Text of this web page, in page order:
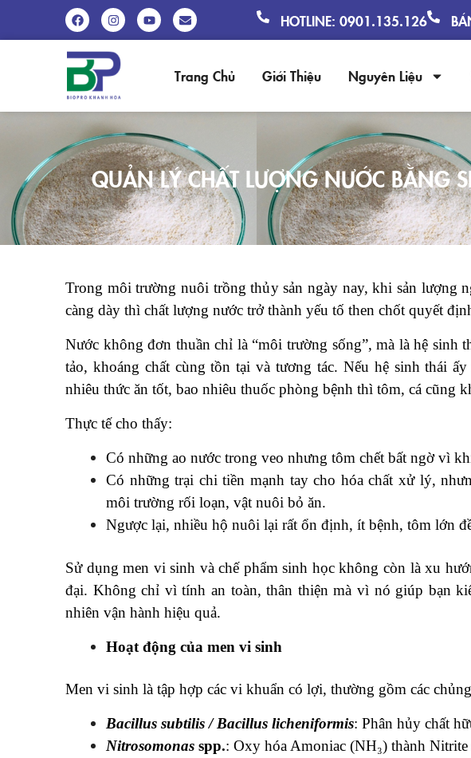
HOTLINE: 0901.135.126
Trang Chủ Giới Thiệu Nguyên Liệu
QUẢN LÝ CHẤT LƯỢNG NƯỚC BẰNG
Trong môi trường nuôi trồng thủy sản ngày nay, khi sản lượng
càng dày thì chất lượng nước trở thành yếu tố then chốt quyết
Nước không đơn thuần chỉ là “môi trường sống”, mà là hệ sinh
tảo, khoáng chất cùng tồn tại và tương tác. Nếu hệ sinh thái
nhiêu thức ăn tốt, bao nhiêu thuốc phòng bệnh thì tôm, cá cũng
Thực tế cho thấy:
Có những ao nước trong veo nhưng tôm chết bất ngờ vì
Có những trại chi tiền mạnh tay cho hóa chất xử lý,
môi trường rối loạn, vật nuôi bỏ ăn.
Ngược lại, nhiều hộ nuôi lại rất ổn định, ít bệnh, tôm lớn
Sử dụng men vi sinh và chế phẩm sinh học không còn là xu
đại. Không chỉ vì tính an toàn, thân thiện mà vì nó giúp bạn
nhiên vận hành hiệu quả.
Hoạt động của men vi sinh
Men vi sinh là tập hợp các vi khuẩn có lợi, thường gồm các
Bacillus subtilis / Bacillus licheniformis: Phân hủy chất
Nitrosomonas spp.: Oxy hóa Amoniac (NH₃) thành Nitrite